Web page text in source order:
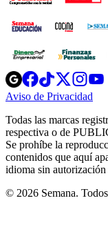
Opens
in
new
Opens
in
new
Opens
in
new
window
new
Aviso de Privacidad
Todas las marcas
respectiva o de
Se prohíbe la
contenidos que aquí
idioma sin
© 2026 Semana.